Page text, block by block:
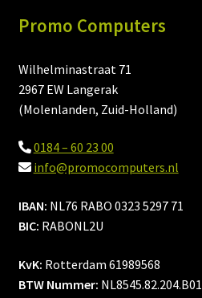
Promo Computers
Wilhelminastraat 71
2967 EW Langerak
(Molenlanden, Zuid-Holland)
0184 – 60 23 00
info@promocomputers.nl
IBAN: NL76 RABO 0323 5297 71
BIC: RABONL2U
KvK: Rotterdam 61989568
BTW Nummer: NL8545.82.204.B01